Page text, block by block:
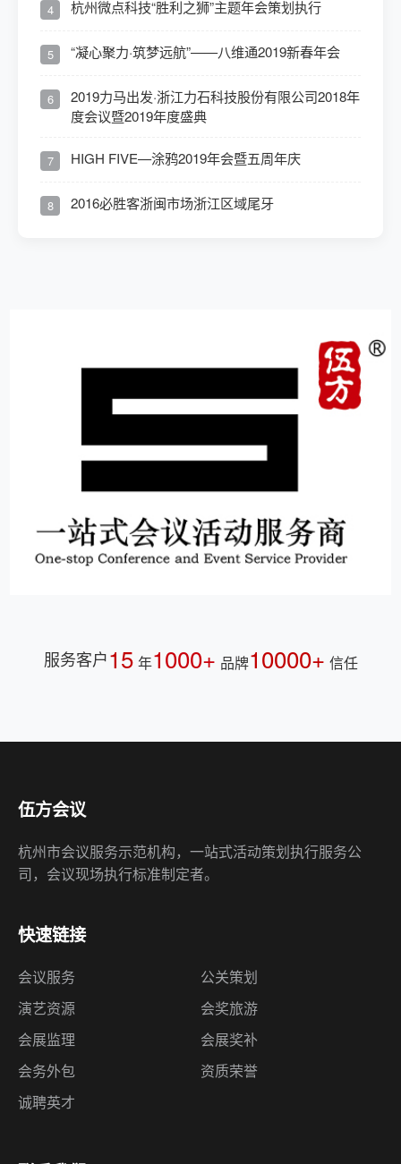
4 杭州微点科技“胜利之狮”主题年会策划执行
5 “凝心聚力·筑梦远航”——八维通2019新春年会
6
2019力马出发·浙江力石科技股份有限公司2018年
度会议暨2019年度盛典
7 HIGH FIVE—涂鸦2019年会暨五周年庆
8 2016必胜客浙闽市场浙江区域尾牙
服务客户15 年1000+ 品牌10000+ 信任
伍方会议
杭州市会议服务示范机构，一站式活动策划执行服务公
司，会议现场执行标准制定者。
快速链接
会议服务
公关策划
演艺资源
会奖旅游
会展监理
会展奖补
会务外包
资质荣誉
诚聘英才